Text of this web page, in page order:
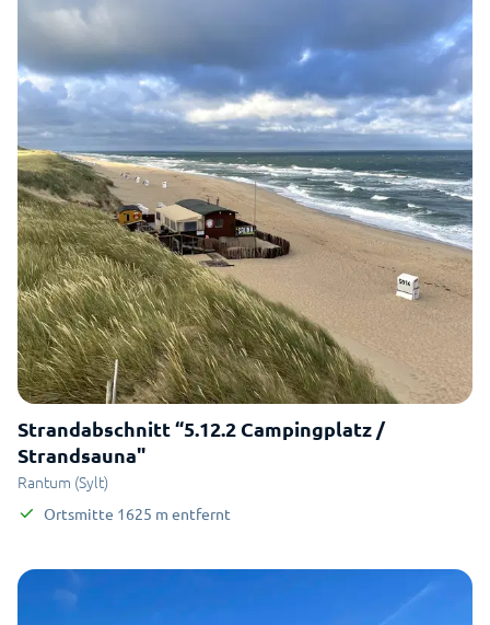
Strandabschnitt “5.12.2 Campingplatz /
Strandsauna"
Rantum (Sylt)
Ortsmitte 1625 m entfernt